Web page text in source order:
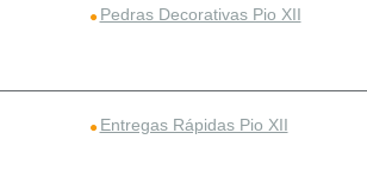
Pedras Decorativas Pio XII
Entregas Rápidas Pio XII